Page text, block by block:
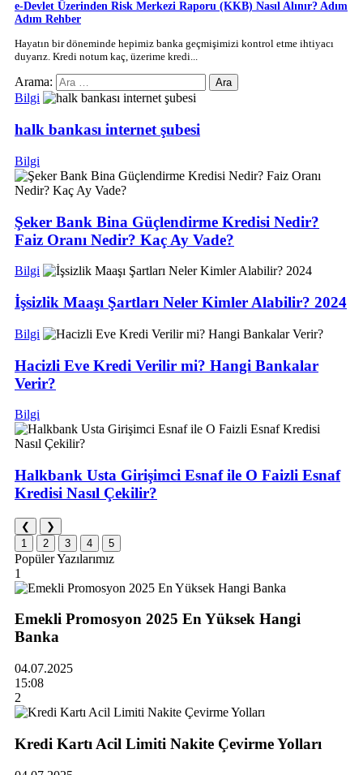
e-Devlet Üzerinden Risk Merkezi Raporu (KKB) Nasıl Alınır? Adım
Adım Rehber
Hayatın bir döneminde hepimiz banka geçmişimizi kontrol etme ihtiyacı
duyarız. Kredi notum kaç, üzerime kredi...
Arama:
Bilgi
halk bankası internet şubesi
Bilgi
Şeker Bank Bina Güçlendirme Kredisi Nedir?
Faiz Oranı Nedir? Kaç Ay Vade?
Bilgi
İşsizlik Maaşı Şartları Neler Kimler Alabilir? 2024
Bilgi
Hacizli Eve Kredi Verilir mi? Hangi Bankalar
Verir?
Bilgi
Halkbank Usta Girişimci Esnaf ile O Faizli Esnaf
Kredisi Nasıl Çekilir?
❮
❯
1
2 3 4 5
Popüler Yazılarımız
1
Emekli Promosyon 2025 En Yüksek Hangi
Banka
04.07.2025
15:08
2
Kredi Kartı Acil Limiti Nakite Çevirme Yolları